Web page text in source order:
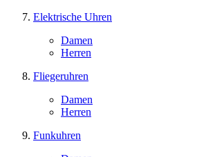
Elektrische Uhren
Damen
Herren
Fliegeruhren
Damen
Herren
Funkuhren